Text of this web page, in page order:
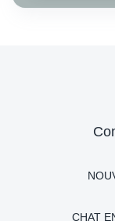
CHAT